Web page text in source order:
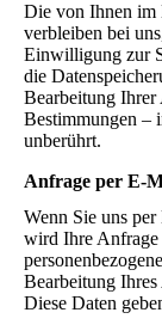
Die von Ihnen im
verbleiben bei
Einwilligung zur
die
Bearbeitung
Bestimmungen –
unberührt.
Anfrage per E-
Wenn Sie uns
wird Ihre Anfrage
Bearbeitung
Diese Daten